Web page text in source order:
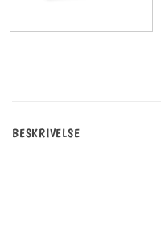
BESKRIVELSE